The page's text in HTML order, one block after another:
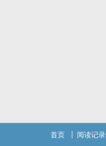
首页 阅读记录